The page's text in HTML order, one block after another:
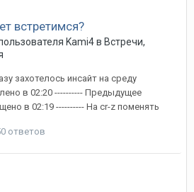
встретимся?
Kami4в Встречи,
захотелось инсайт на среду
в 02:20 ---------- Предыдущее
в 02:19 ---------- На cr-z поменять
ответов